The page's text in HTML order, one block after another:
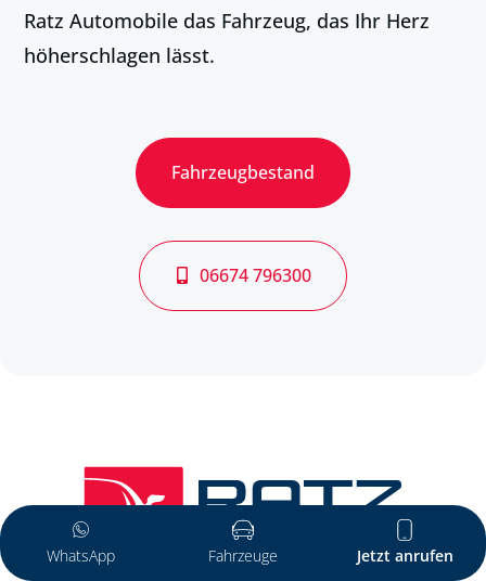
Ratz Automobile das Fahrzeug, das Ihr Herz
höherschlagen lässt.
Fahrzeugbestand
06674 796300
WhatsApp Fahrzeuge Jetzt anrufen